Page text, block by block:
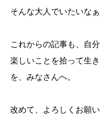
そんな大人でいたいな
これからの記事も、自
楽しいことを拾って生
を、みなさんへ。
改めて、よろしくお願い